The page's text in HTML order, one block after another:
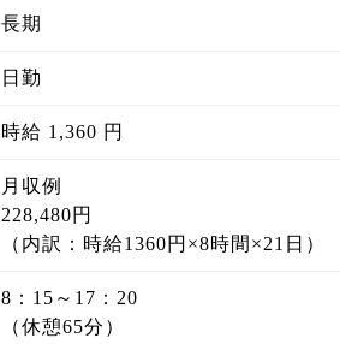
長期
日勤
時給 1,360 円
月収例
228,480円
（内訳：時給1360円×8時間×21日）
8：15～17：20
（休憩65分）